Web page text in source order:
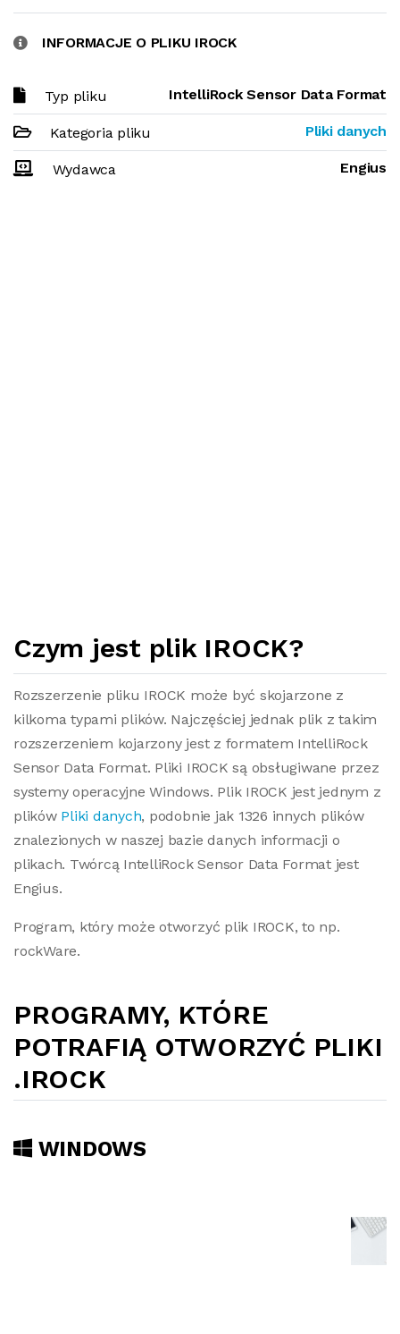
INFORMACJE O PLIKU IROCK
Typ pliku IntelliRock Sensor Data Format
Kategoria pliku Pliki danych
Wydawca Engius
Czym jest plik IROCK?
Rozszerzenie pliku IROCK może być skojarzone z
kilkoma typami plików. Najczęściej jednak plik z takim
rozszerzeniem kojarzony jest z formatem IntelliRock
Sensor Data Format. Pliki IROCK są obsługiwane przez
systemy operacyjne Windows. Plik IROCK jest jednym z
plików Pliki danych, podobnie jak 1326 innych plików
znalezionych w naszej bazie danych informacji o
plikach. Twórcą IntelliRock Sensor Data Format jest
Engius.
Program, który może otworzyć plik IROCK, to np.
rockWare.
PROGRAMY, KTÓRE
POTRAFIĄ OTWORZYĆ PLIKI
.IROCK
WINDOWS